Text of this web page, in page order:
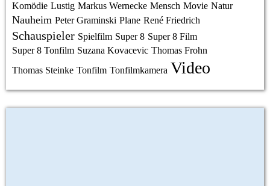
Komödie Lustig Markus Wernecke Mensch Movie Natur
Nauheim Peter Graminski Plane René Friedrich
Schauspieler Spielfilm Super 8 Super 8 Film
Super 8 Tonfilm Suzana Kovacevic Thomas Frohn
Thomas Steinke Tonfilm Tonfilmkamera Video